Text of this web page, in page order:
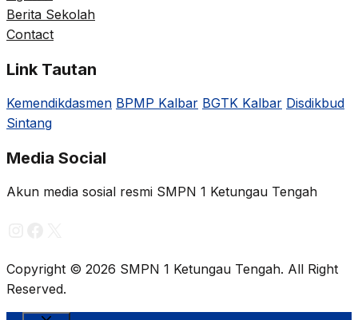
Berita Sekolah
Contact
Link Tautan
Kemendikdasmen BPMP Kalbar BGTK Kalbar Disdikbud
Sintang
Media Social
Akun media sosial resmi SMPN 1 Ketungau Tengah
Copyright © 2026 SMPN 1 Ketungau Tengah. All Right
Reserved.